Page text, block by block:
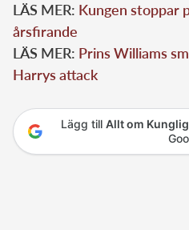
LÄS MER: Kungen stoppar
årsfirande
LÄS MER: Prins Williams
Harrys attack
Lägg till Allt om